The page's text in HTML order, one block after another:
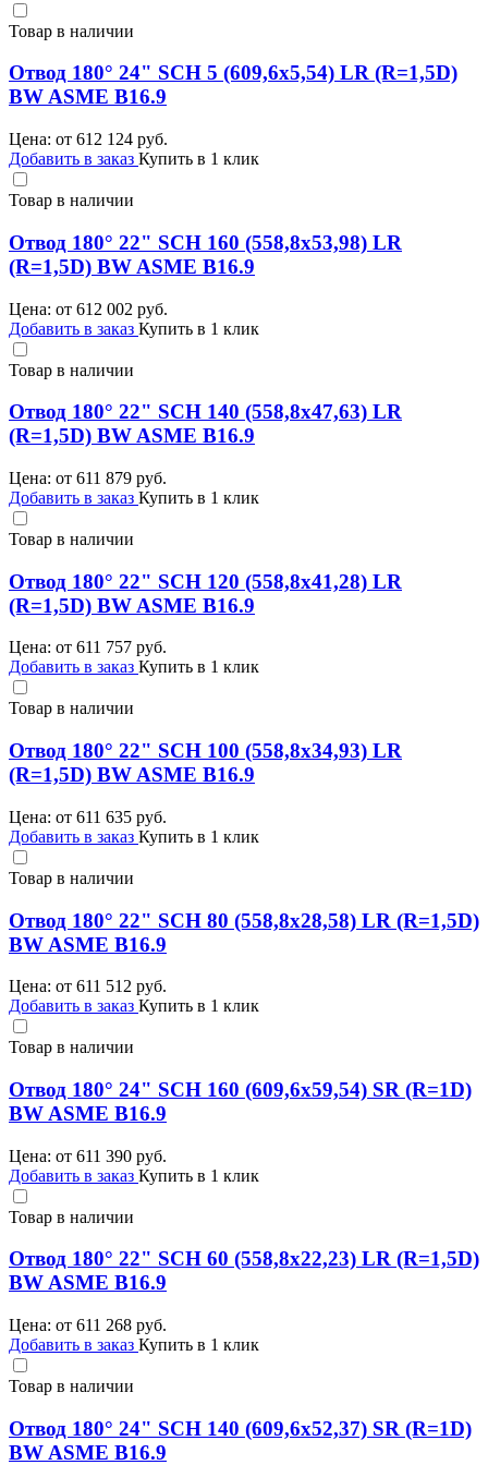
Товар в наличии
Отвод 180° 24" SCH 5 (609,6х5,54) LR (R=1,5D)
BW ASME B16.9
Цена: от 612 124 руб.
Добавить в заказ Купить в 1 клик
Товар в наличии
Отвод 180° 22" SCH 160 (558,8х53,98) LR
(R=1,5D) BW ASME B16.9
Цена: от 612 002 руб.
Добавить в заказ Купить в 1 клик
Товар в наличии
Отвод 180° 22" SCH 140 (558,8х47,63) LR
(R=1,5D) BW ASME B16.9
Цена: от 611 879 руб.
Добавить в заказ Купить в 1 клик
Товар в наличии
Отвод 180° 22" SCH 120 (558,8х41,28) LR
(R=1,5D) BW ASME B16.9
Цена: от 611 757 руб.
Добавить в заказ Купить в 1 клик
Товар в наличии
Отвод 180° 22" SCH 100 (558,8х34,93) LR
(R=1,5D) BW ASME B16.9
Цена: от 611 635 руб.
Добавить в заказ Купить в 1 клик
Товар в наличии
Отвод 180° 22" SCH 80 (558,8х28,58) LR (R=1,5D)
BW ASME B16.9
Цена: от 611 512 руб.
Добавить в заказ Купить в 1 клик
Товар в наличии
Отвод 180° 24" SCH 160 (609,6х59,54) SR (R=1D)
BW ASME B16.9
Цена: от 611 390 руб.
Добавить в заказ Купить в 1 клик
Товар в наличии
Отвод 180° 22" SCH 60 (558,8х22,23) LR (R=1,5D)
BW ASME B16.9
Цена: от 611 268 руб.
Добавить в заказ Купить в 1 клик
Товар в наличии
Отвод 180° 24" SCH 140 (609,6х52,37) SR (R=1D)
BW ASME B16.9